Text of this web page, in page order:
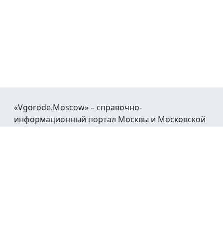
«Vgorode.Moscow» – справочно-
информационный портал Москвы и Московской